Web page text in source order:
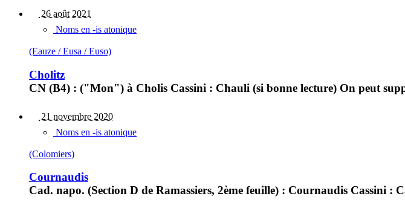
26 août 2021
Noms en -is atonique
(Eauze / Eusa / Euso)
Cholitz
CN (B4) : ("Mon") à Cholis Cassini : Chauli (si bonne lecture) On peut
21 novembre 2020
Noms en -is atonique
(Colomiers)
Cournaudis
Cad. napo. (Section D de Ramassiers, 2ème feuille) : Cournaudis Cassini